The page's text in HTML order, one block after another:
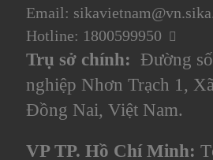
Email:
Hotline: 1800599950
Trụ sở chính: Đường
nghiệp Nhơn Trạch 1,
Đồng Nai, Việt Nam.
VP TP. Hồ Chí Minh: